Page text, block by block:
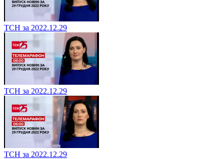
ТСН за 2022.12.29
ТСН за 2022.12.29
ТСН за 2022.12.29